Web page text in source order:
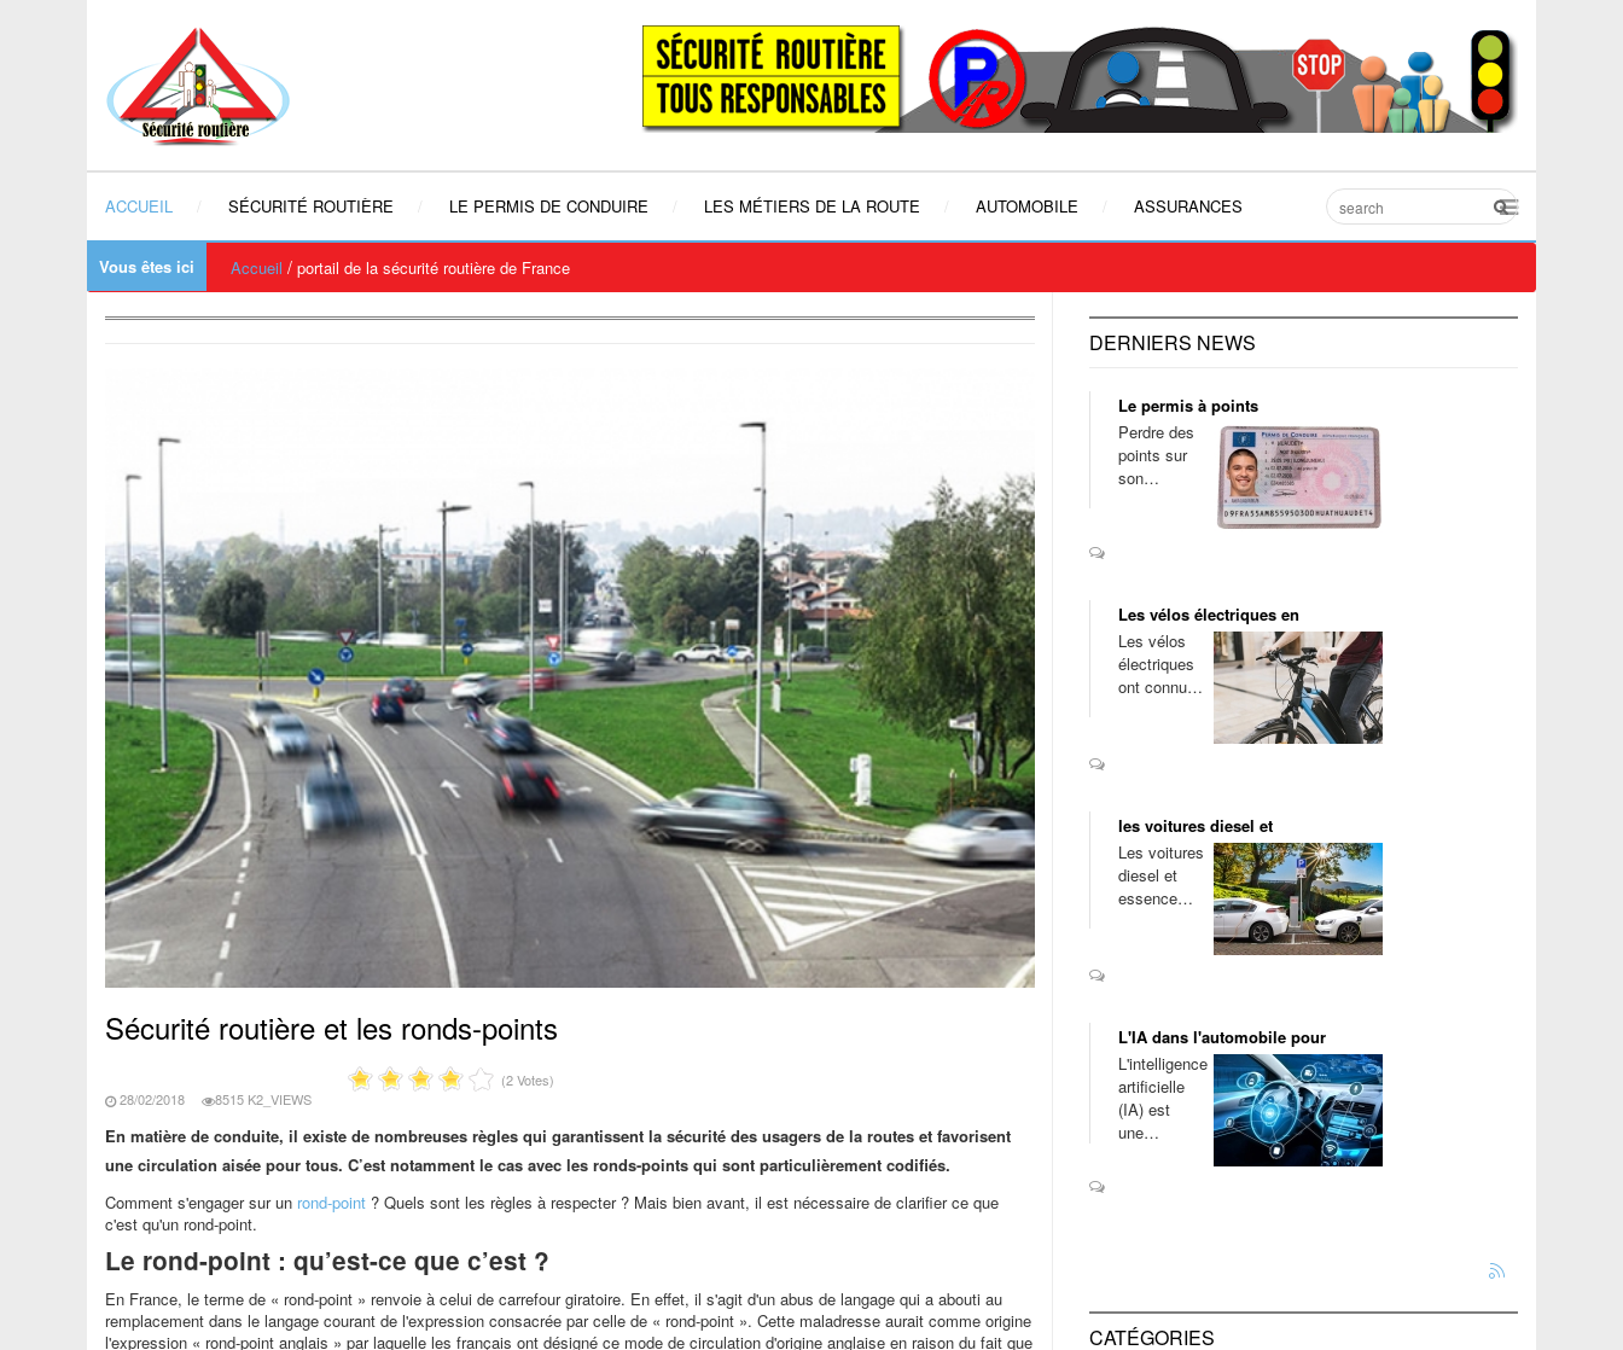
ACCUEIL SÉCURITÉ ROUTIÈRE LE PERMIS DE CONDUIRE LES MÉTIERS DE LA ROUTE AUTOMOBILE ASSURANCES
Vous êtes ici Accueil / portail de la sécurité routière de France
Sécurité routière et les ronds-points
28/02/2018 8515 K2_VIEWS
(2 Votes)
En matière de conduite, il existe de nombreuses règles qui garantissent la sécurité des usagers de la routes et favorisent
une circulation aisée pour tous. C’est notamment le cas avec les ronds-points qui sont particulièrement codifiés.
Comment s'engager sur un rond-point ? Quels sont les règles à respecter ? Mais bien avant, il est nécessaire de clarifier ce que
c'est qu'un rond-point.
Le rond-point : qu’est-ce que c’est ?
En France, le terme de « rond-point » renvoie à celui de carrefour giratoire. En effet, il s'agit d'un abus de langage qui a abouti au
remplacement dans le langage courant de l'expression consacrée par celle de « rond-point ». Cette maladresse aurait comme origine
l'expression « rond-point anglais » par laquelle les français ont désigné ce mode de circulation d'origine anglaise en raison du fait que
DERNIERS NEWS
Le permis à points
Perdre des
points sur
son…
Les vélos électriques en
Les vélos
électriques
ont connu…
les voitures diesel et
Les voitures
diesel et
essence…
L'IA dans l'automobile pour
L'intelligence
artificielle
(IA) est
une…
CATÉGORIES